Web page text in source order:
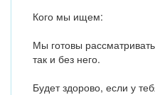
Кого мы ищем:
Мы готовы
так и без него.
Будет здорово, если у